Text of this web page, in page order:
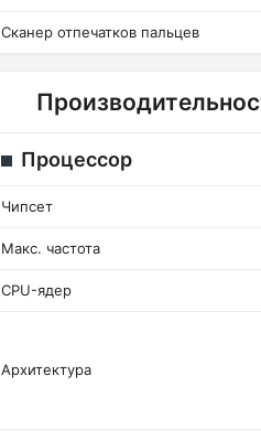
Сканер отпечатков пальцев
Процессор
Чипсет
Макс. частота
CPU-ядер
Архитектура